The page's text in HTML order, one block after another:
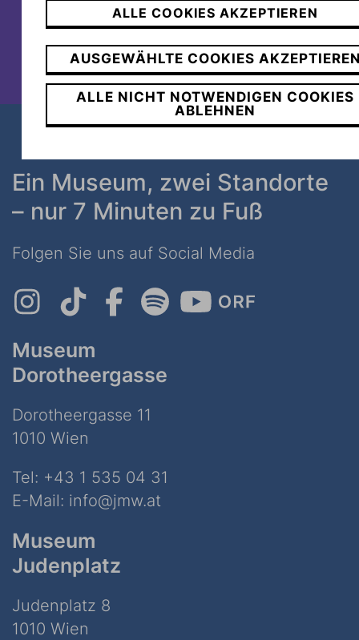
www.jewishmuseum.com.au
Ein Museum, zwei Standorte
– nur 7 Minuten zu Fuß
Folgen Sie uns auf Social Media
Museum
Dorotheergasse
Dorotheergasse 11
1010 Wien
Tel: +43 1 535 04 31
E-Mail: info@jmw.at
Museum
Judenplatz
Judenplatz 8
1010 Wien
ALLE COOKIES AKZEPTIEREN
AUSGEWÄHLTE COOKIES
ALLE NICHT NOTWENDIGEN COOKIES
ABLEHNEN